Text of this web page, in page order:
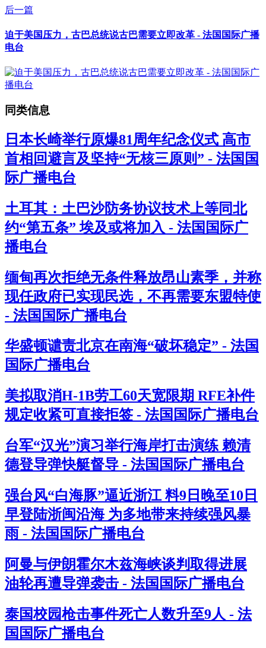
后一篇
迫于美国压力，古巴总统说古巴需要立即改革 - 法国国际广播
电台
同类信息
日本长崎举行原爆81周年纪念仪式 高市
首相回避言及坚持“无核三原则” - 法国国
际广播电台
土耳其：土巴沙防务协议技术上等同北
约“第五条” 埃及或将加入 - 法国国际广
播电台
缅甸再次拒绝无条件释放昂山素季，并称
现任政府已实现民选，不再需要东盟特使
- 法国国际广播电台
华盛顿谴责北京在南海“破坏稳定” - 法国
国际广播电台
美拟取消H-1B劳工60天宽限期 RFE补件
规定收紧可直接拒签 - 法国国际广播电台
台军“汉光”演习举行海岸打击演练 赖清
德登导弹快艇督导 - 法国国际广播电台
强台风“白海豚”逼近浙江 料9日晚至10日
早登陆浙闽沿海 为多地带来持续强风暴
雨 - 法国国际广播电台
阿曼与伊朗霍尔木兹海峡谈判取得进展
油轮再遭导弹袭击 - 法国国际广播电台
泰国校园枪击事件死亡人数升至9人 - 法
国国际广播电台